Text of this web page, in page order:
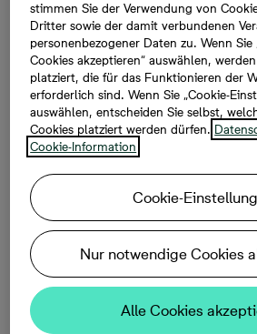
Störmthal:
Verkaufsstart
Häuser in
18.08.2022, 09:00
46 Doppel- und
/ Baustart noch in diesem Jahr /
stimmen Sie der Verwendung von
Dritter sowie der damit verbundenen
personenbezogener Daten zu. Wenn
Cookies akzeptieren“ auswählen,
platziert, die für das Funktionieren der
erforderlich sind. Wenn Sie „Cookie-
auswählen, entscheiden Sie selbst,
Cookies platziert werden dürfen.
Cookie-Information
Cookie-
Nur notwendige Cookies
Alle Cookies